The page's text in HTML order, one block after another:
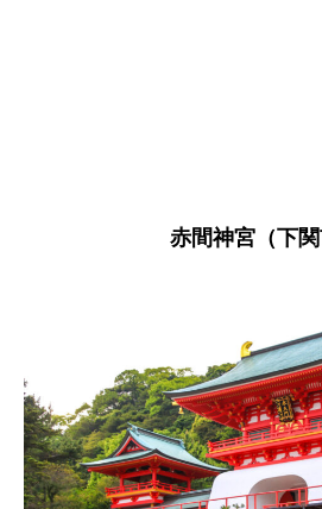
赤間神宮（下関